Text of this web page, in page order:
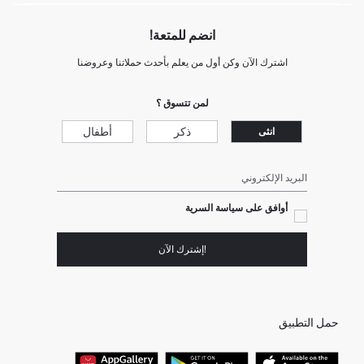
انضم للمتعة!
اشترك الآن وكن أول من يعلم بأحدث حملاتنا وعروضنا
لمن تتسوق ؟
انثى ذكر أطفال
البريد الإلكتروني
أوافق على سياسة السرية
!إشترك الآن
حمل التطبيق